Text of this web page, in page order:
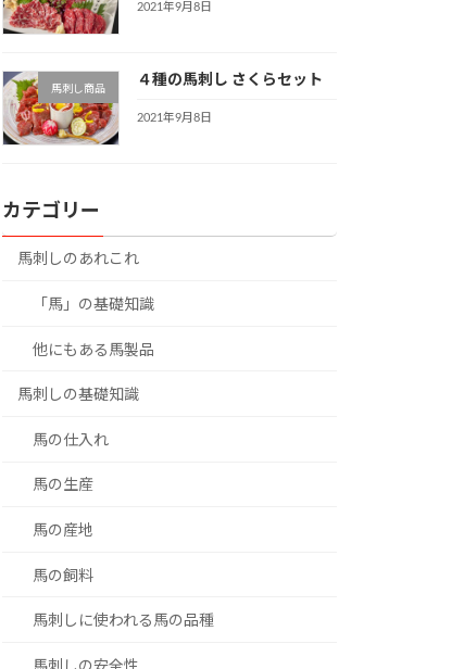
2021年9月8日
馬刺し商品
４種の馬刺し さくらセット
2021年9月8日
カテゴリー
馬刺しのあれこれ
「馬」の基礎知識
他にもある馬製品
馬刺しの基礎知識
馬の仕入れ
馬の生産
馬の産地
馬の飼料
馬刺しに使われる馬の品種